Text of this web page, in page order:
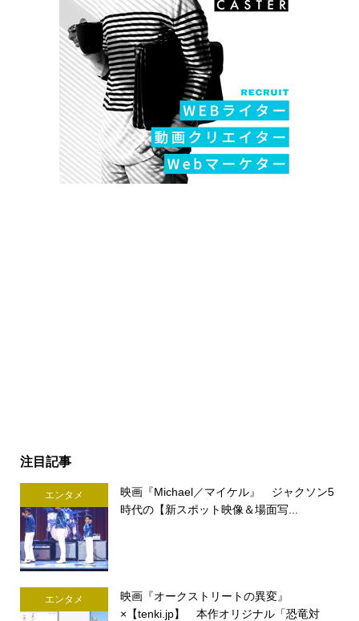
注目記事
エンタメ
映画『Michael／マイケル』 ジャクソン5
時代の【新スポット映像＆場面写...
エンタメ
映画『オークストリートの異変』
×【tenki.jp】 本作オリジナル「恐竜対